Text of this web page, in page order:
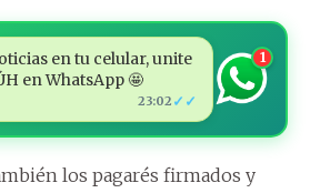
en tu celular, unite
en WhatsApp 🤩
23:02 ✓✓
1
los pagarés firmados y